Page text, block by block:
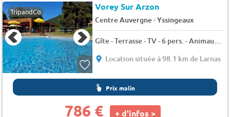
TripandCo Vorey Sur Arzon
Centre Auvergne-Yssingeaux
Location située à 98.1 km de Larnas
Prix malin
786 € + d'infos >